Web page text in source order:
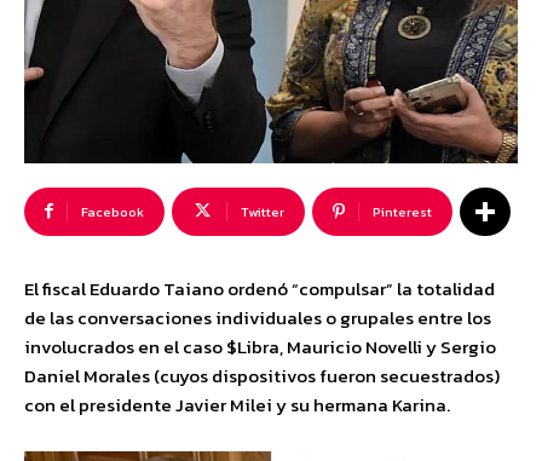
Facebook Twitter Pinterest
El fiscal Eduardo Taiano ordenó “compulsar” la totalidad
de las conversaciones individuales o grupales entre los
involucrados en el caso $Libra, Mauricio Novelli y Sergio
Daniel Morales (cuyos dispositivos fueron secuestrados)
con el presidente Javier Milei y su hermana Karina.